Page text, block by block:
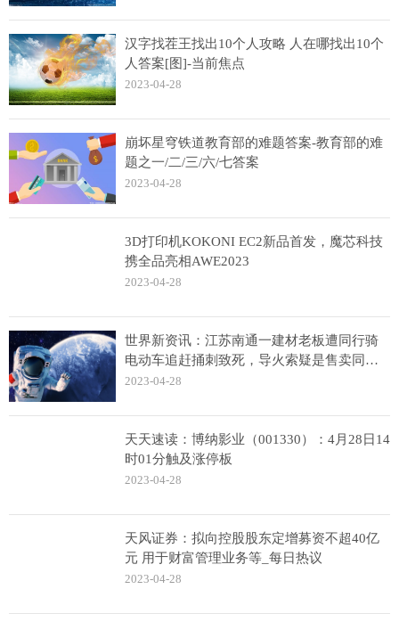
汉字找茬王找出10个人攻略 人在哪找出10个
人答案[图]-当前焦点
2023-04-28
崩坏星穹铁道教育部的难题答案-教育部的难
题之一/二/三/六/七答案
2023-04-28
3D打印机KOKONI EC2新品首发，魔芯科技
携全品亮相AWE2023
2023-04-28
世界新资讯：江苏南通一建材老板遭同行骑
电动车追赶捅刺致死，导火索疑是售卖同类
琉璃瓦
2023-04-28
天天速读：博纳影业（001330）：4月28日14
时01分触及涨停板
2023-04-28
天风证券：拟向控股股东定增募资不超40亿
元 用于财富管理业务等_每日热议
2023-04-28